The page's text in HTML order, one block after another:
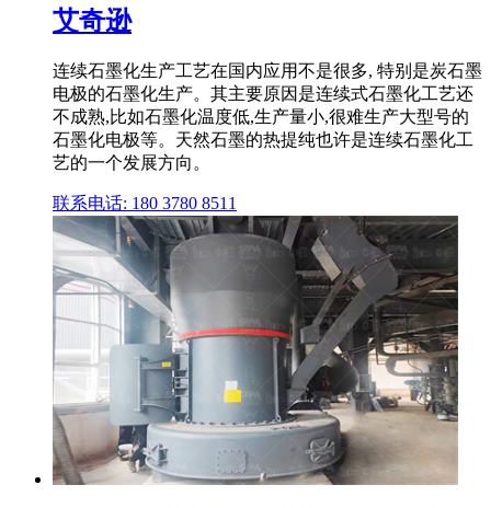
艾奇逊
连续石墨化生产工艺在国内应用不是很多, 特别是炭石墨
电极的石墨化生产。其主要原因是连续式石墨化工艺还
不成熟,比如石墨化温度低,生产量小,很难生产大型号的
石墨化电极等。天然石墨的热提纯也许是连续石墨化工
艺的一个发展方向。
联系电话: 180 3780 8511